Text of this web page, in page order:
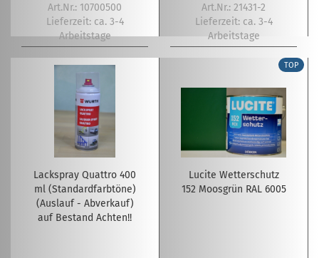
Art.Nr.: 10700500
Lieferzeit: ca. 3-4
Arbeitstage
Art.Nr.: 21431-2
Lieferzeit: ca. 3-4
Arbeitstage
Lackspray Quattro 400
ml (Standardfarbtöne)
(Auslauf - Abverkauf)
auf Bestand Achten!!
TOP
Lucite Wetterschutz
152 Moosgrün RAL 6005